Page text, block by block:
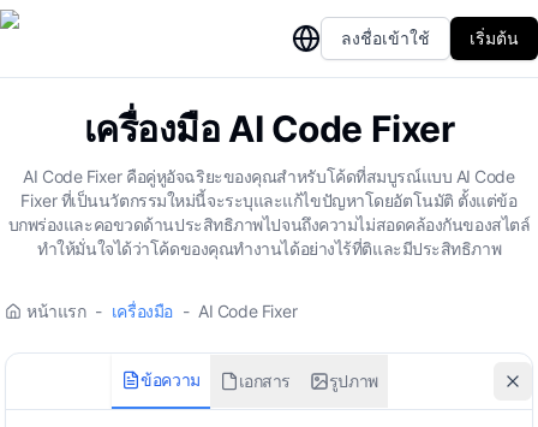
ลงชื่อเข้าใช้ เริ่มต้น
เครื่องมือ AI Code Fixer
AI Code Fixer คือคู่หูอัจฉริยะของคุณสำหรับโค้ดที่สมบูรณ์แบบ AI Code
Fixer ที่เป็นนวัตกรรมใหม่นี้จะระบุและแก้ไขปัญหาโดยอัตโนมัติ ตั้งแต่ข้อ
บกพร่องและคอขวดด้านประสิทธิภาพไปจนถึงความไม่สอดคล้องกันของสไตล์
ทำให้มั่นใจได้ว่าโค้ดของคุณทำงานได้อย่างไร้ที่ติและมีประสิทธิภาพ
หน้าแรก - เครื่องมือ - AI Code Fixer
ข้อความ เอกสาร รูปภาพ